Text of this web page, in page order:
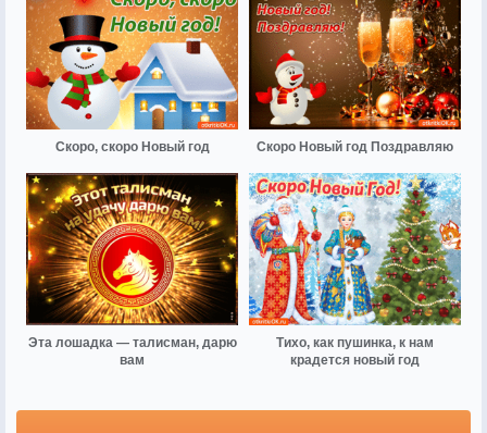
Скоро, скоро Новый год Скоро Новый год Поздравляю
Эта лошадка — талисман, дарю
вам
Тихо, как пушинка, к нам
крадется новый год